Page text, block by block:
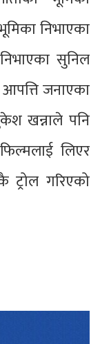
निभाएका
सुनिल
जनाएका
खन्नाले पनि
लिएर
ट्रोल गरिएको